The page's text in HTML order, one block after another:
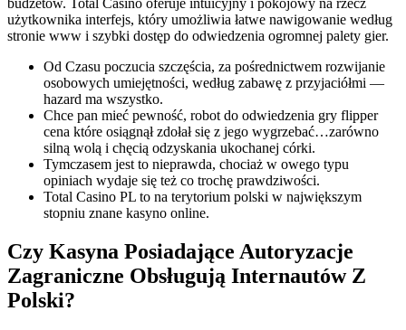
budżetów. Total Casino oferuje intuicyjny i pokojowy na rzecz
użytkownika interfejs, który umożliwia łatwe nawigowanie według
stronie www i szybki dostęp do odwiedzenia ogromnej palety gier.
Od Czasu poczucia szczęścia, za pośrednictwem rozwijanie
osobowych umiejętności, według zabawę z przyjaciółmi —
hazard ma wszystko.
Chce pan mieć pewność, robot do odwiedzenia gry flipper
cena które osiągnął zdołał się z jego wygrzebać…zarówno
silną wolą i chęcią odzyskania ukochanej córki.
Tymczasem jest to nieprawda, chociaż w owego typu
opiniach wydaje się też co trochę prawdziwości.
Total Casino PL to na terytorium polski w największym
stopniu znane kasyno online.
Czy Kasyna Posiadające Autoryzacje
Zagraniczne Obsługują Internautów Z
Polski?